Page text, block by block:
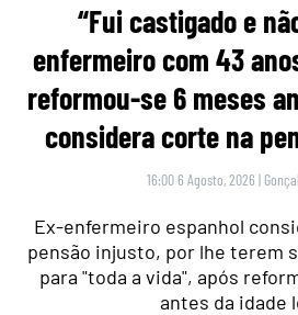
“Fui castigado e
enfermeiro com 43
reformou-se 6 meses
considera corte na
16:00 6 Agosto, 2026 |
Ex-enfermeiro espanhol
pensão injusto, por lhe terem
para "toda a vida", após
antes da idade